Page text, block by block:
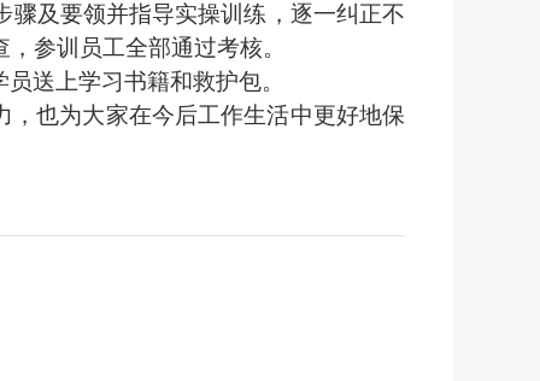
骤及要领并指导实操训练 ， 逐一纠正不
，参训员工全部通过考核。
送上学习书籍和救护包。
也为大家在今后工作生活中更好地保